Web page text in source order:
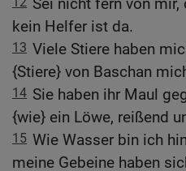
kein Helfer ist da.
13 Viele Stiere haben
{Stiere} von Baschan
14 Sie haben ihr Maul
{wie} ein Löwe, reißend
15 Wie Wasser bin ich
meine Gebeine haben